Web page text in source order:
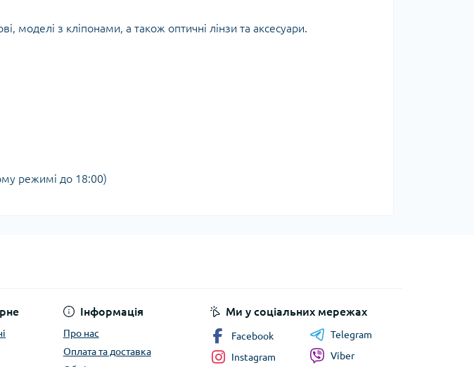
моделі з кліпонами, а також оптичні лінзи та аксесуари.
режимі до 18:00)
Інформація
Про нас
Оплата та доставка
Ми у соціальних мережах
Facebook
Instagram
Telegram
Viber